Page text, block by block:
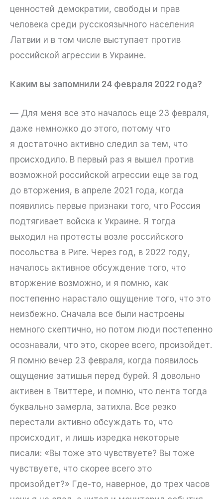
ценностей демократии, свободы и прав
человека среди русскоязычного населения
Латвии и в том числе выступает против
российской агрессии в Украине.
Каким вы запомнили 24 февраля 2022 года?
— Для меня все это началось еще 23 февраля,
даже немножко до этого, потому что
я достаточно активно следил за тем, что
происходило. В первый раз я вышел против
возможной российской агрессии еще за год
до вторжения, в апреле 2021 года, когда
появились первые признаки того, что Россия
подтягивает войска к Украине. Я тогда
выходил на протесты возле российского
посольства в Риге. Через год, в 2022 году,
началось активное обсуждение того, что
вторжение возможно, и я помню, как
постепенно нарастало ощущение того, что это
неизбежно. Сначала все были настроены
немного скептично, но потом люди постепенно
осознавали, что это, скорее всего, произойдет.
Я помню вечер 23 февраля, когда появилось
ощущение затишья перед бурей. Я довольно
активен в Твиттере, и помню, что лента тогда
буквально замерла, затихла. Все резко
перестали активно обсуждать то, что
происходит, и лишь изредка некоторые
писали: «Вы тоже это чувствуете? Вы тоже
чувствуете, что скорее всего это
произойдет?» Где-то, наверное, до трех часов